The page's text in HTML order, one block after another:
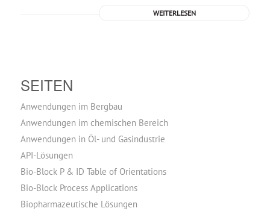
WEITERLESEN
SEITEN
Anwendungen im Bergbau
Anwendungen im chemischen Bereich
Anwendungen in Öl- und Gasindustrie
API-Lösungen
Bio-Block P & ID Table of Orientations
Bio-Block Process Applications
Biopharmazeutische Lösungen